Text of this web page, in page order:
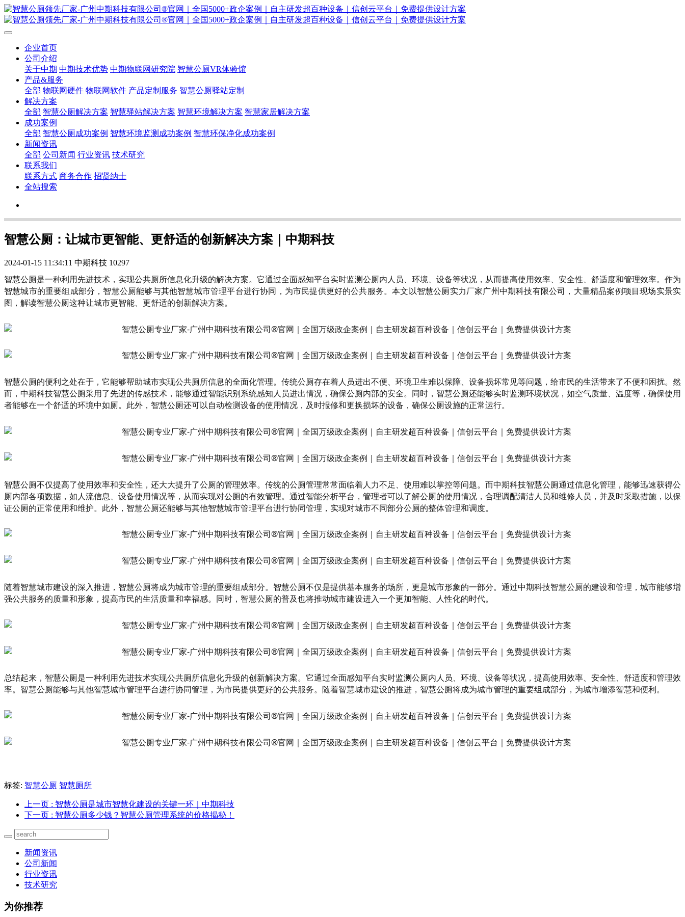
企业首页
公司介绍
关于中期 中期技术优势 中期物联网研究院 智慧公厕VR体验馆
产品&服务
全部 物联网硬件 物联网软件 产品定制服务 智慧公厕驿站定制
解决方案
全部 智慧公厕解决方案 智慧驿站解决方案 智慧环境解决方案 智慧家居解决方案
成功案例
全部 智慧公厕成功案例 智慧环境监测成功案例 智慧环保净化成功案例
新闻资讯
全部 公司新闻 行业资讯 技术研究
联系我们
联系方式 商务合作 招贤纳士
全站搜索
智慧公厕：让城市更智能、更舒适的创新解决方案｜中期科技
2024-01-15 11:34:11 中期科技 10297
智慧公厕是一种利用先进技术，实现公共厕所信息化升级的解决方案。它通过全面感知平台实时监测公厕内人员、环境、设备等状况，从而提高使用效率、安全性、舒适度和管理效率。作为
智慧城市的重要组成部分，智慧公厕能够与其他智慧城市管理平台进行协同，为市民提供更好的公共服务。本文以智慧公厕实力厂家广州中期科技有限公司，大量精品案例项目现场实景实
图，解读智慧公厕这种让城市更智能、更舒适的创新解决方案。
智慧公厕的便利之处在于，它能够帮助城市实现公共厕所信息的全面化管理。传统公厕存在着人员进出不便、环境卫生难以保障、设备损坏常见等问题，给市民的生活带来了不便和困扰。然
而，中期科技智慧公厕采用了先进的传感技术，能够通过智能识别系统感知人员进出情况，确保公厕内部的安全。同时，智慧公厕还能够实时监测环境状况，如空气质量、温度等，确保使用
者能够在一个舒适的环境中如厕。此外，智慧公厕还可以自动检测设备的使用情况，及时报修和更换损坏的设备，确保公厕设施的正常运行。
智慧公厕不仅提高了使用效率和安全性，还大大提升了公厕的管理效率。传统的公厕管理常常面临着人力不足、使用难以掌控等问题。而中期科技智慧公厕通过信息化管理，能够迅速获得公
厕内部各项数据，如人流信息、设备使用情况等，从而实现对公厕的有效管理。通过智能分析平台，管理者可以了解公厕的使用情况，合理调配清洁人员和维修人员，并及时采取措施，以保
证公厕的正常使用和维护。此外，智慧公厕还能够与其他智慧城市管理平台进行协同管理，实现对城市不同部分公厕的整体管理和调度。
随着智慧城市建设的深入推进，智慧公厕将成为城市管理的重要组成部分。智慧公厕不仅是提供基本服务的场所，更是城市形象的一部分。通过中期科技智慧公厕的建设和管理，城市能够增
强公共服务的质量和形象，提高市民的生活质量和幸福感。同时，智慧公厕的普及也将推动城市建设进入一个更加智能、人性化的时代。
总结起来，智慧公厕是一种利用先进技术实现公共厕所信息化升级的创新解决方案。它通过全面感知平台实时监测公厕内人员、环境、设备等状况，提高使用效率、安全性、舒适度和管理效
率。智慧公厕能够与其他智慧城市管理平台进行协同管理，为市民提供更好的公共服务。随着智慧城市建设的推进，智慧公厕将成为城市管理的重要组成部分，为城市增添智慧和便利。
标签: 智慧公厕 智慧厕所
上一页 : 智慧公厕是城市智慧化建设的关键一环｜中期科技
下一页 : 智慧公厕多少钱？智慧公厕管理系统的价格揭秘！
新闻资讯
公司新闻
行业资讯
技术研究
为你推荐